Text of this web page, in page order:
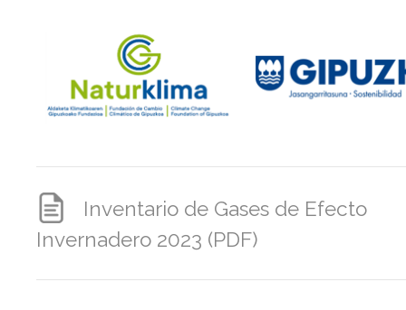
Inventario de Gases de Efecto
Invernadero 2023 (PDF)